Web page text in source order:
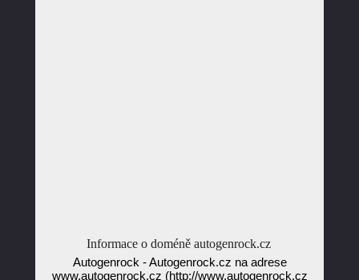
Informace o doméně autogenrock.cz
Autogenrock - Autogenrock.cz na adrese
www.autogenrock.cz (http://www.autogenrock.cz